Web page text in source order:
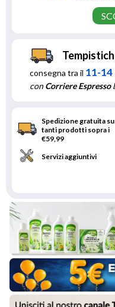
consegna tra il 11-
conCorriere Espresso
Spedizione gratuita su
tanti prodotti sopra i
€59,99
Servizi aggiuntivi